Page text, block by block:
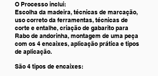
O Processo inclui:
Escolha da madeira, técnicas de marcação,
uso correto da ferramentas, técnicas de
corte e entalhe, criação de gabarito para
Rabo de andorinha, montagem de uma peça
com os 4 encaixes, aplicação prática e tipos
de aplicação.
São 4 tipos de encaixes: